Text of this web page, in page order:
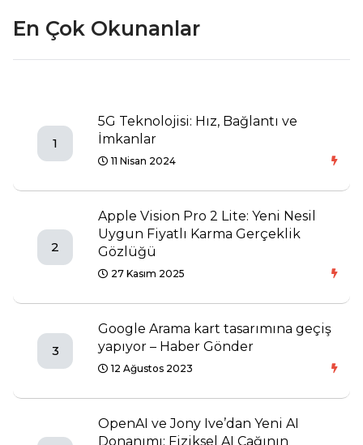
En Çok Okunanlar
1
5G Teknolojisi: Hız, Bağlantı ve
İmkanlar
11 Nisan 2024
2
Apple Vision Pro 2 Lite: Yeni Nesil
Uygun Fiyatlı Karma Gerçeklik
Gözlüğü
27 Kasım 2025
3
Google Arama kart tasarımına geçiş
yapıyor – Haber Gönder
12 Ağustos 2023
OpenAI ve Jony Ive’dan Yeni AI
Donanımı: Fiziksel AI Çağının